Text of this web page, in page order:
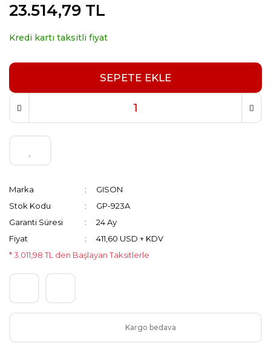
23.514,79 TL
Kredi kartı taksitli fiyat
SEPETE EKLE
Marka
GISON
Stok Kodu
GP-923A
Garanti Süresi
24 Ay
Fiyat
411,60 USD + KDV
* 3.011,98 TL den Başlayan Taksitlerle
Kargo bedava